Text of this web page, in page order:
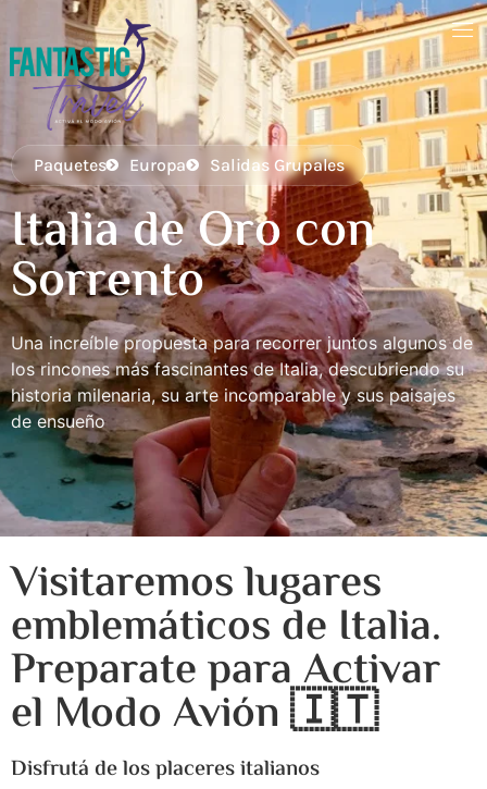
Paquetes Europa Salidas Grupales
Italia de Oro con
Sorrento
Una increíble propuesta para recorrer juntos algunos de
los rincones más fascinantes de Italia, descubriendo su
historia milenaria, su arte incomparable y sus paisajes
de ensueño
Visitaremos lugares
emblemáticos de Italia.
Preparate para Activar
el Modo Avión 🇮🇹​
Disfrutá de los placeres italianos